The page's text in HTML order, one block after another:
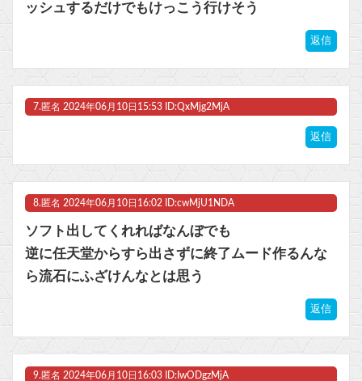
ッシュするだけでもけっこう行けそう
返信
7. 匿名 2024年06月10日15:53 ID:QxMjg2MjA
返信
8. 匿名 2024年06月10日16:02 ID:cwMjU1NDA
ソフト出してくれればなんぼでも
逆に任天堂からすら出さずに終了ムード作るんな
ら流石にふざけんなとは思う
返信
9. 匿名 2024年06月10日16:03 ID:IwODgzMjA